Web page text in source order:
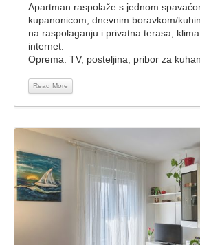
Apartman raspolaže s jednom
kupanonicom, dnevnim boravkom/
na raspolaganju i privatna terasa,
internet.
Oprema: TV, posteljina, pribor za
Read More